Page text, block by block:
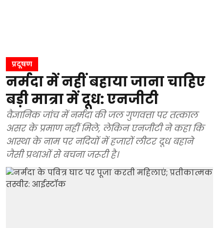
प्रदूषण
नर्मदा में नहीं बहाया जाना चाहिए
बड़ी मात्रा में दूध: एनजीटी
वैज्ञानिक जांच में नर्मदा की जल गुणवत्ता पर तत्काल
असर के प्रमाण नहीं मिले, लेकिन एनजीटी ने कहा कि
आस्था के नाम पर नदियों में हजारों लीटर दूध बहाने
जैसी प्रथाओं से बचना जरूरी है।